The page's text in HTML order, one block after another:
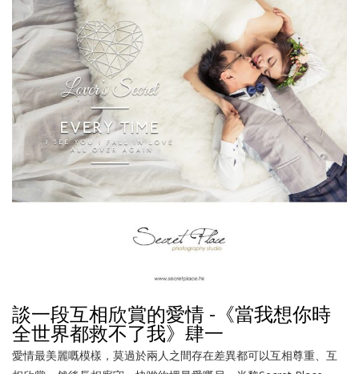
談一段互相欣賞的愛情 -《當我想你時
全世界都救不了我》肆一
愛情最美麗嘅模樣，莫過於兩人之間存在差異都可以互相尊重、互